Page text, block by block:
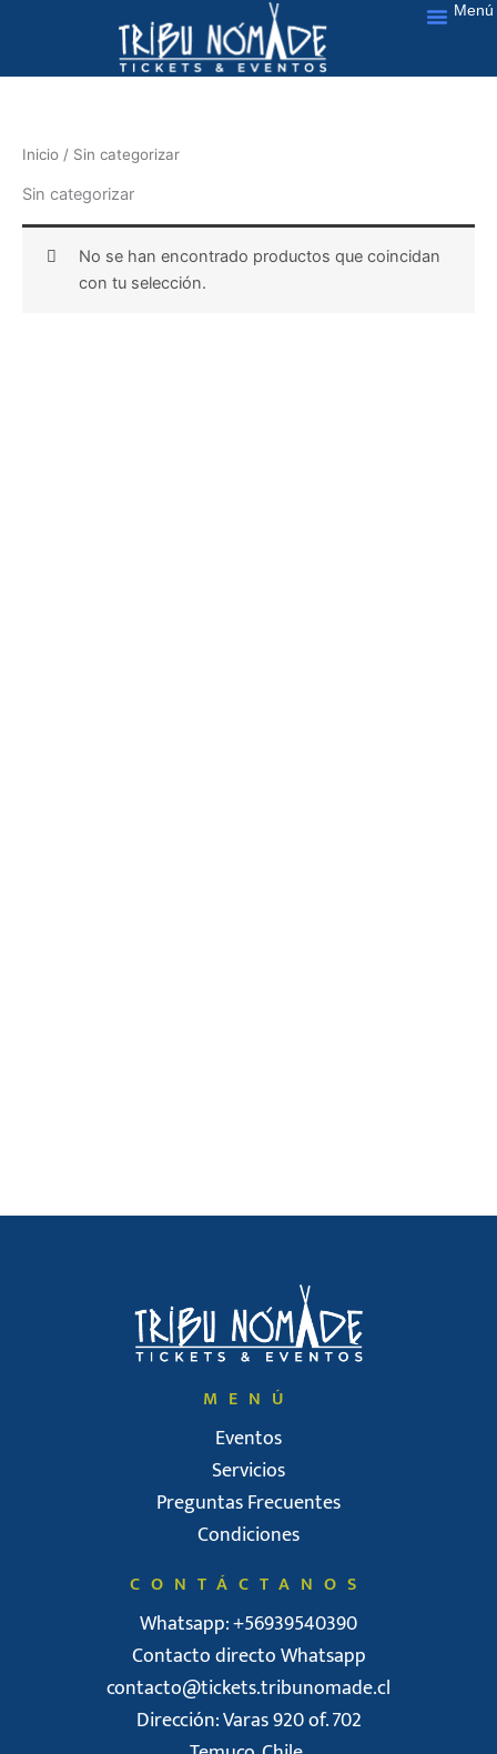
Menú
Inicio / Sin categorizar
Sin categorizar
No se han encontrado productos que coincidan
con tu selección.
MENÚ
Eventos
Servicios
Preguntas Frecuentes
Condiciones
CONTÁCTANOS
Whatsapp: +56939540390
Contacto directo Whatsapp
contacto@tickets.tribunomade.cl
Dirección: Varas 920 of. 702